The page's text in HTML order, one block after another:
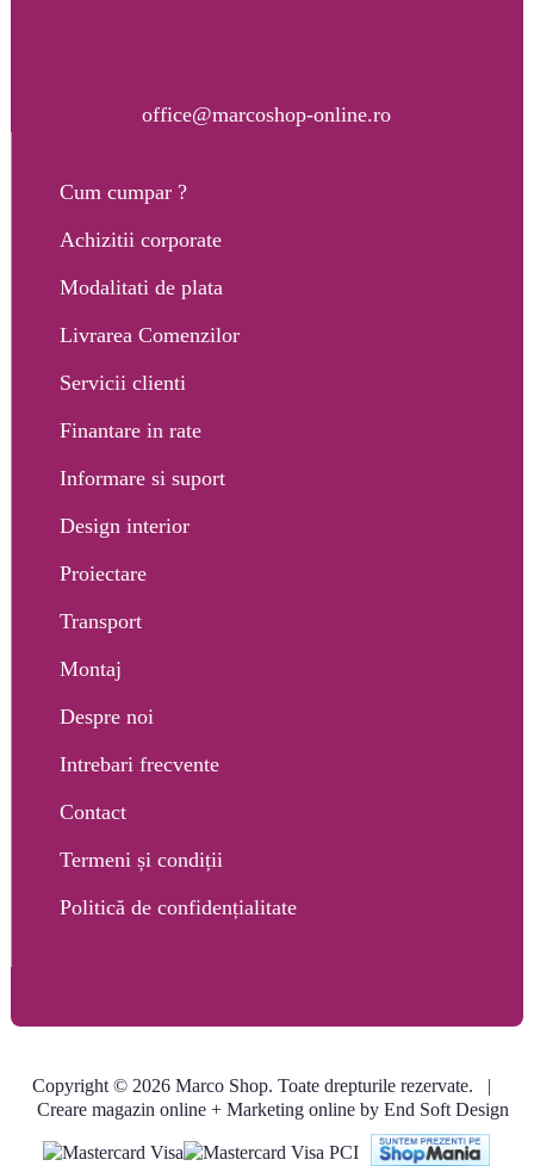
office@marcoshop-online.ro
Cum cumpar ?
Achizitii corporate
Modalitati de plata
Livrarea Comenzilor
Servicii clienti
Finantare in rate
Informare si suport
Design interior
Proiectare
Transport
Montaj
Despre noi
Intrebari frecvente
Contact
Termeni și condiții
Politică de confidențialitate
Copyright © 2026 Marco Shop. Toate drepturile rezervate. |
Creare magazin online+ Marketing online by End Soft Design